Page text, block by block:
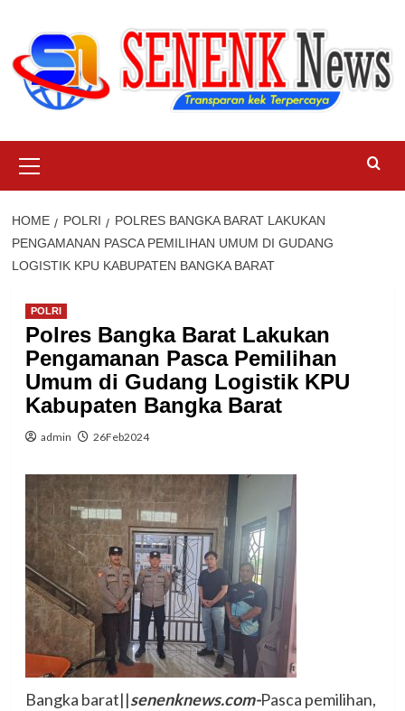
content
Menu
HOME POLRI
POLRES BANGKA BARAT LAKUKAN
PENGAMANAN PASCA PEMILIHAN UMUM DI GUDANG
LOGISTIK KPU KABUPATEN BANGKA BARAT
POLRI
Polres Bangka Barat Lakukan
Pengamanan Pasca Pemilihan
Umum di Gudang Logistik KPU
Kabupaten Bangka Barat
admin 26Feb2024
Bangka barat||senenknews.com-Pasca pemilihan,